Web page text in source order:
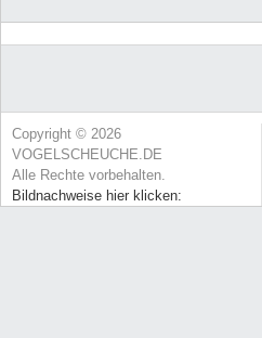
Copyright © 2026
VOGELSCHEUCHE.DE
Alle Rechte vorbehalten.
Bildnachweise hier klicken: